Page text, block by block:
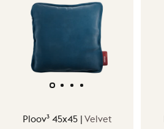
Ploov³ 45x45 | Velvet